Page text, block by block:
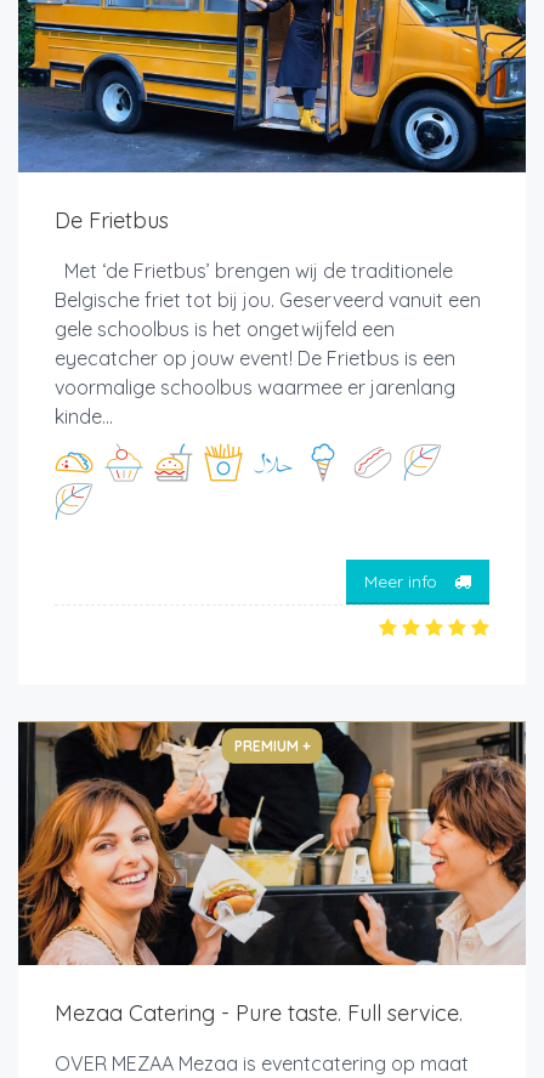
De Frietbus
Met ‘de Frietbus’ brengen wij de traditionele
Belgische friet tot bij jou. Geserveerd vanuit een
gele schoolbus is het ongetwijfeld een
eyecatcher op jouw event! De Frietbus is een
voormalige schoolbus waarmee er jarenlang
kinde...
Meer info
PREMIUM +
Mezaa Catering - Pure taste. Full service.
OVER MEZAA Mezaa is eventcatering op maat